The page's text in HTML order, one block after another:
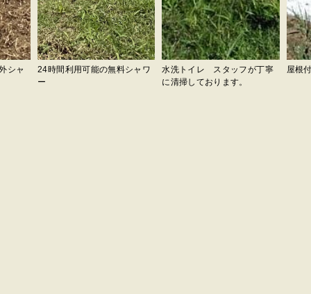
シャ
24時間利用可能の無料シャワ
ー
水洗トイレ スタッフが丁寧
に清掃しております。
屋根